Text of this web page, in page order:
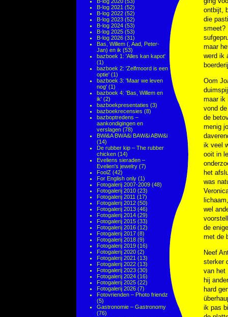
B-log 2021 (52)
B-log 2022 (52)
B-log 2023 (52)
B-log 2024 (53)
B-log 2025 (53)
B-log 2026 (31)
Bas, Willem (, Aad, Peter-
Jan) en ik (53)
bazboek 1: 'Alles kan kapot'
(1)
bazboek 2: 'Zelfmoord is een
optie' (1)
bazboek 3: 'Maar we leven
nog' (1)
bazboek 4: 'Bas, Willem en
ik' (2)
bazboekpresentaties (3)
bazboekrecensies (8)
bazboptredens –
aankondigingen en
verslagen (78)
BWi&A BWA&i BAW&i ABW&i
(14)
De rubber kip – The rubber
chicken (14)
Eveliens sieraden –
Evelien's jewelry (7)
FoolZ (42)
For English only (1)
Fotogalerij 2007-2009 (48)
Fotogalerij 2010 (23)
Fotogalerij 2011 (17)
Fotogalerij 2012 (50)
Fotogalerij 2013 (46)
Fotogalerij 2014 (29)
Fotogalerij 2015 (33)
Fotogalerij 2016 (12)
Fotogalerij 2017 (8)
Fotogalerij 2018 (9)
Fotogalerij 2019 (16)
Fotogalerij 2020 (2)
Fotogalerij 2021 (13)
Fotogalerij 2022 (13)
Fotogalerij 2023 (30)
Fotogalerij 2024 (16)
Fotogalerij 2025 (22)
Fotogalerij 2026 (7)
Fotovrienden – Photo friendz
(5)
Gastronomie – Gastronomy
(76)
ontbijt,
die
smeet?
maar
werd ik
Oom
maar ik
vond
de
menig
ik veel
ooit in
het
was
wel
de
met de
Neef
sterker
van het
hij
hard
ik pas